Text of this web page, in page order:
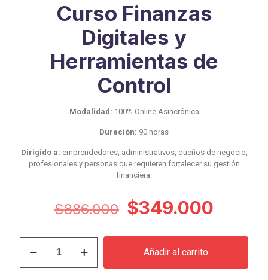
Curso Finanzas
Digitales y
Herramientas de
Control
Modalidad: 100% Online Asincrónica
Duración: 90 horas
Dirigido a: emprendedores, administrativos, dueños de negocio,
profesionales y personas que requieren fortalecer su gestión
financiera.
$886.000 El
original
era:
$349.000
actual
Finanzas
Añadir al carrito